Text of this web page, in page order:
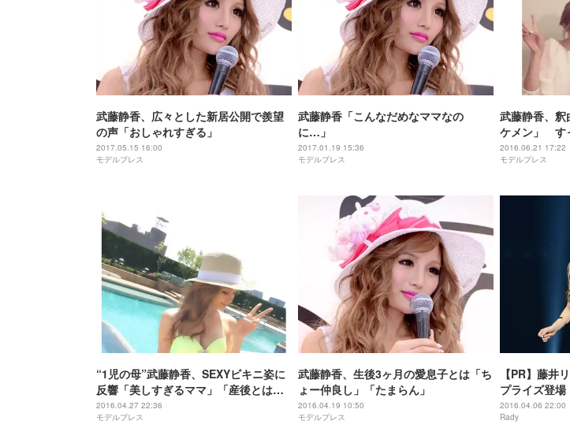
武藤静香、広々とした新居公開で羨望
の声「おしゃれすぎる」
2017.05.15 16:00
モデルプレス
武藤静香「こんなだめなママなの
に…」
2017.01.19 15:36
モデルプレス
武藤静香、釈
ケメン」 す
る」と絶賛
2016.06.21 17:22
モデルプレス
“1児の母”武藤静香、SEXYビキニ姿に
反響「美しすぎるママ」「産後とは思
えぬスタイル」
2016.04.27 22:36
モデルプレス
武藤静香、生後3ヶ月の愛息子とは「ち
ょー仲良し」「たまらん」
2016.04.19 10:50
モデルプレス
【PR】藤井
プライズ登場
2016.04.06 22:00
Rady